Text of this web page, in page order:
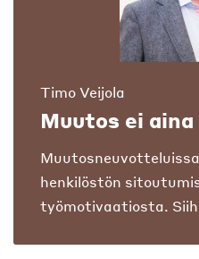
Timo Veijola
Muutos ei
henkilöstön
työmotivaatiosta.